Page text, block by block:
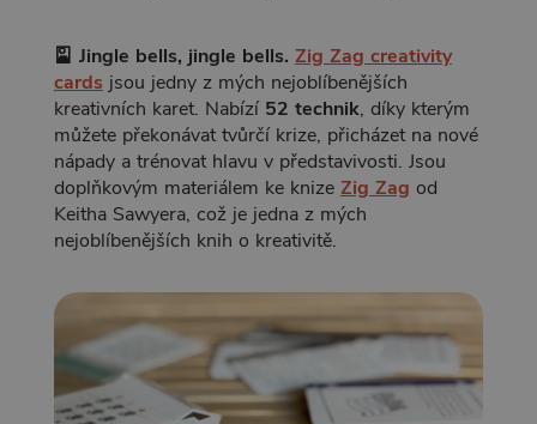
🎴 Jingle bells, jingle bells. Zig Zag creativity
cardsjsou jedny z mých nejoblíbenějších
kreativních karet. Nabízí 52 technik, díky kterým
můžete překonávat tvůrčí krize, přicházet na nové
nápady a trénovat hlavu v představivosti. Jsou
doplňkovým materiálem ke knize Zig Zag od
Keitha Sawyera, což je jedna z mých
nejoblíbenějších knih o kreativitě.